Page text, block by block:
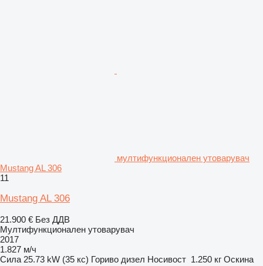
мултифункционален утоварувач
Mustang AL 306
11
Mustang AL 306
21.900 € Без ДДВ
Мултифункционален утоварувач
2017
1.827 м/ч
Сила 25.73 kW (35 кс) Гориво дизел Носивост 1.250 кг Оскина